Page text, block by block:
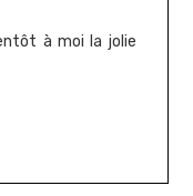
à moi la jolie